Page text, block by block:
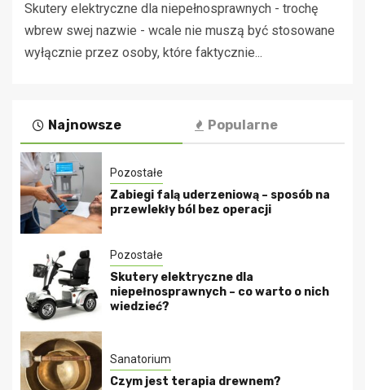
Skutery elektryczne dla niepełnosprawnych - trochę
wbrew swej nazwie - wcale nie muszą być stosowane
wyłącznie przez osoby, które faktycznie...
Najnowsze Popularne
Pozostałe
Zabiegi falą uderzeniową – sposób na
przewlekły ból bez operacji
Pozostałe
Skutery elektryczne dla
niepełnosprawnych – co warto o nich
wiedzieć?
Sanatorium
Czym jest terapia drewnem?